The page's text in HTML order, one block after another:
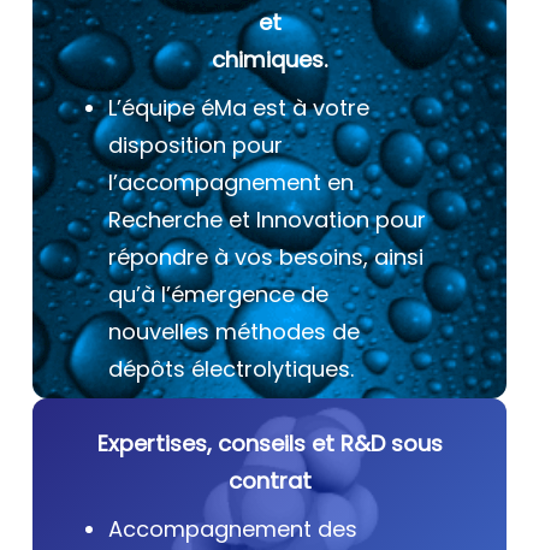
et
chimiques.
L’équipe éMa est à votre
disposition pour
l’accompagnement en
Recherche et Innovation pour
répondre à vos besoins, ainsi
qu’à l’émergence de
nouvelles méthodes de
dépôts électrolytiques.
Expertises, conseils et R&D sous
contrat
Accompagnement des